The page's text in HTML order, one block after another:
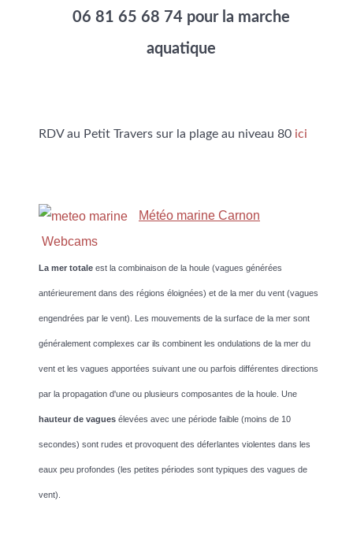
06 81 65 68 74 pour la marche
aquatique
RDV au Petit Travers sur la plage au niveau 80 ici
Météo marine Carnon
Webcams
La mer totale est la combinaison de la houle (vagues générées
antérieurement dans des régions éloignées) et de la mer du vent (vagues
engendrées par le vent). Les mouvements de la surface de la mer sont
généralement complexes car ils combinent les ondulations de la mer du
vent et les vagues apportées suivant une ou parfois différentes directions
par la propagation d'une ou plusieurs composantes de la houle. Une
hauteur de vagues élevées avec une période faible (moins de 10
secondes) sont rudes et provoquent des déferlantes violentes dans les
eaux peu profondes (les petites périodes sont typiques des vagues de
vent).